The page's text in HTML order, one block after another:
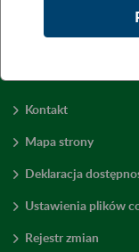
Kontakt
Mapa strony
Deklaracja
Ustawienia plików
Rejestr zmian